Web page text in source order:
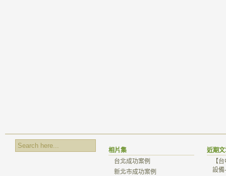
相片集
台北成功案例
新北市成功案例
近期
【
設備